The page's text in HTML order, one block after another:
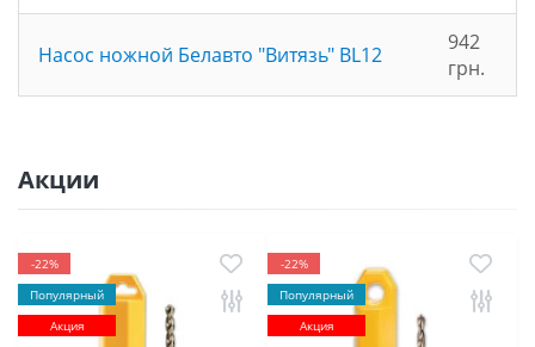
Насос ножной Белавто "Витязь" BL12
942
грн.
Акции
-22%
Популярный
Акция
-22%
Популярный
Акция